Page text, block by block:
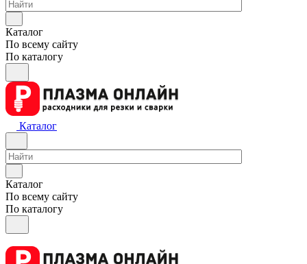
Каталог
По всему сайту
По каталогу
Каталог
Каталог
По всему сайту
По каталогу